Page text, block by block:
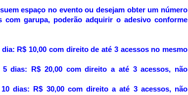
espaço no evento ou desejam obter um número
com garupa, poderão adquirir o adesivo conforme
R$ 10,00 com direito de até 3 acessos no mesmo
dias: R$ 20,00 com direito a até 3 acessos, não
dias: R$ 30,00 com direito a até 3 acessos, não